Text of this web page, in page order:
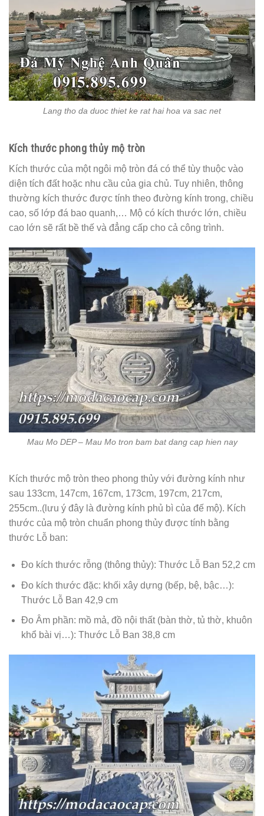
Lang tho da duoc thiet ke rat hai hoa va sac net
Kích thước phong thủy mộ tròn
Kích thước của một ngôi mộ tròn đá có thể tùy thuộc vào
diện tích đất hoặc nhu cầu của gia chủ. Tuy nhiên, thông
thường kích thước được tính theo đường kính trong, chiều
cao, số lớp đá bao quanh,… Mộ có kích thước lớn, chiều
cao lớn sẽ rất bề thế và đẳng cấp cho cả công trình.
Mau Mo DEP – Mau Mo tron bam bat dang cap hien nay
Kích thước mộ tròn theo phong thủy với đường kính như
sau 133cm, 147cm, 167cm, 173cm, 197cm, 217cm,
255cm..(lưu ý đây là đường kính phủ bì của đế mộ). Kích
thước của mộ tròn chuẩn phong thủy được tính bằng
thước Lỗ ban:
Đo kích thước rỗng (thông thủy): Thước Lỗ Ban 52,2 cm
Đo kích thước đặc: khối xây dựng (bếp, bệ, bậc…):
Thước Lỗ Ban 42,9 cm
Đo Âm phần: mồ mả, đồ nội thất (bàn thờ, tủ thờ, khuôn
khổ bài vị…): Thước Lỗ Ban 38,8 cm